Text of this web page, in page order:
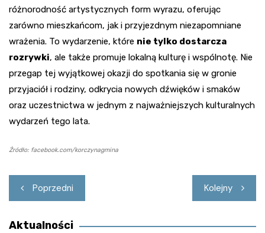
różnorodność artystycznych form wyrazu, oferując
zarówno mieszkańcom, jak i przyjezdnym niezapomniane
wrażenia. To wydarzenie, które nie tylko dostarcza
rozrywki, ale także promuje lokalną kulturę i wspólnotę. Nie
przegap tej wyjątkowej okazji do spotkania się w gronie
przyjaciół i rodziny, odkrycia nowych dźwięków i smaków
oraz uczestnictwa w jednym z najważniejszych kulturalnych
wydarzeń tego lata.
Źródło: facebook.com/korczynagmina
Nawigacja
wpisu
Poprzedni Kolejny
Aktualności